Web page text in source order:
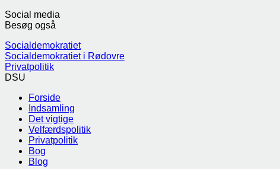
Social media
Besøg også
Socialdemokratiet
Socialdemokratiet i Rødovre
Privatpolitik
DSU
Forside
Indsamling
Det vigtige
Velfærdspolitik
Privatpolitik
Bog
Blog